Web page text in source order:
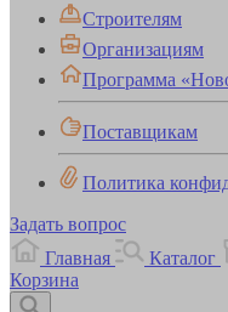
Строителям
Организациям
Программа
Поставщикам
Политика
Задать вопрос
Главная
Каталог
Корзина